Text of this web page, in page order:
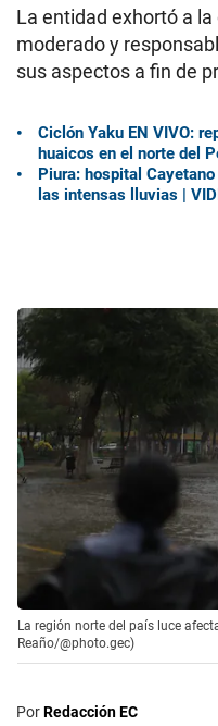
La entidad exhortó a
moderado y
sus aspectos a fin de
Ciclón Yaku EN VIVO:
huaicos en el norte del
Piura: hospital
las intensas lluvias |
La región norte del país luce
Reaño/@photo.gec)
PorRedacción EC